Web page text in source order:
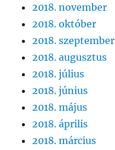
2018. november
2018. október
2018. szeptember
2018. augusztus
2018. július
2018. június
2018. május
2018. április
2018. március